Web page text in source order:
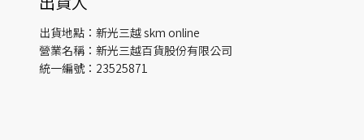
出貨地點：新光三越 skm online
營業名稱：新光三越百貨股份有限公司
統一編號：23525871